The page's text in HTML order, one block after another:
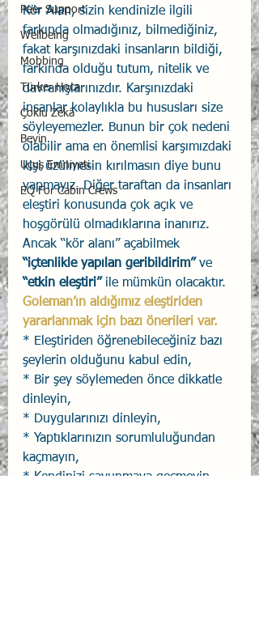
Peer Support
Wellbeing
Mobbing
Türker Hoca
Çoklu Zekâ
Beyin
Uçuş Emniyeti
EQ For Cabin Crews
Kör Alan, sizin kendinizle ilgili
farkında olmadığınız, bilmediğiniz,
fakat karşınızdaki insanların bildiği,
farkında olduğu tutum, nitelik ve
davranışlarınızdır. Karşınızdaki
insanlar kolaylıkla bu hususları size
söyleyemezler. Bunun bir çok nedeni
olabilir ama en önemlisi karşımızdaki
kişi üzülmesin kırılmasın diye bunu
yapmayız. Diğer taraftan da insanları
eleştiri konusunda çok açık ve
hoşgörülü olmadıklarına inanırız.
Ancak “kör alanı” açabilmek
“içtenlikle yapılan geribildirim” ve
“etkin eleştiri” ile mümkün olacaktır.
Goleman’ın aldığımız eleştiriden
yararlanmak için bazı önerileri var.
* Eleştiriden öğrenebileceğiniz bazı
şeylerin olduğunu kabul edin,
* Bir şey söylemeden önce dikkatle
dinleyin,
* Duygularınızı dinleyin,
* Yaptıklarınızın sorumluluğundan
kaçmayın,
* Kendinizi savunmaya geçmeyin,